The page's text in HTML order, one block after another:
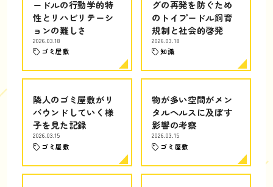
ードルの行動学的特
性とリハビリテーシ
ョンの難しさ
2026.03.18
ゴミ屋敷
グの再発を防ぐため
のトイプードル飼育
規制と社会的啓発
2026.03.18
知識
隣人のゴミ屋敷がリ
バウンドしていく様
子を見た記録
2026.03.15
ゴミ屋敷
物が多い空間がメン
タルヘルスに及ぼす
影響の考察
2026.03.15
ゴミ屋敷